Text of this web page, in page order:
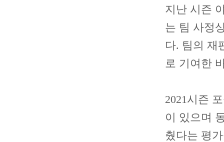
지난 시즌
는 팀 사정
다. 팀의 재
로 기여한
2021시즌
이 있으며
췄다는 평